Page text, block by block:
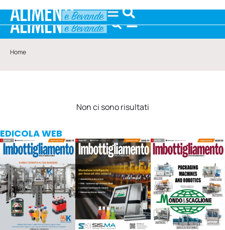
Home
Non ci sono risultati
EDICOLA WEB